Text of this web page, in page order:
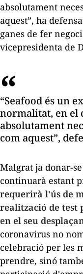
absolutament
aquest”, ha
ganes de fer
vicepresidenta de
“Seafood és un
normalitat, en el
absolutament
com aquest”,
Malgrat ja donar-
continuarà estant
requerirà l'ús de
realització de test
en el seu
coronavirus no
celebració per les
prendre, sinó